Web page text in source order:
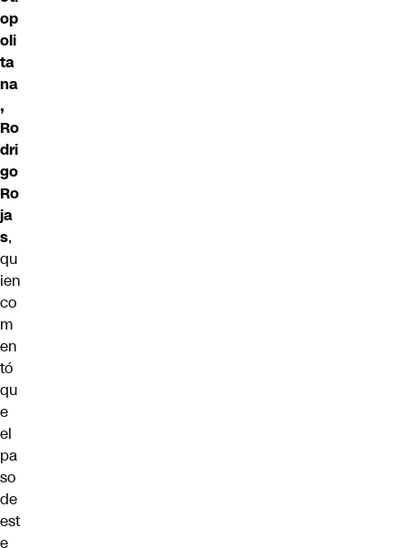
op
oli
ta
na
,
Ro
dri
go
Ro
ja
s,
qu
ien
co
m
en
tó
qu
e
el
pa
so
de
est
e